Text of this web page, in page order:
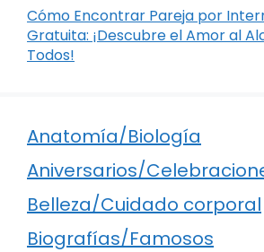
Cómo Encontrar Pareja por
Gratuita: ¡Descubre el Amor al
Todos!
Anatomía/Biología
Aniversarios/
Belleza/Cuidado corporal
Biografías/Famosos